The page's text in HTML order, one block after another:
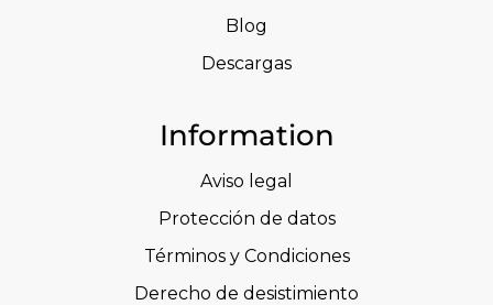
Blog
Descargas
Information
Aviso legal
Protección de datos
Términos y Condiciones
Derecho de desistimiento